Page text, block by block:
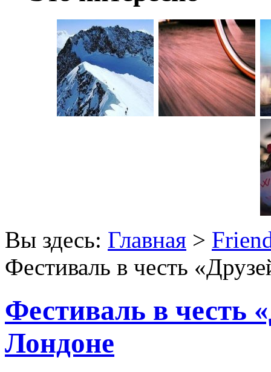
Вы здесь: Главная >
Фестиваль в честь
Фестиваль в честь
Лондоне